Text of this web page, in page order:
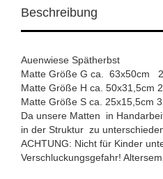
Beschreibung
Auenwiese Spätherbst
Matte Größe G ca. 63x50cm
Matte Größe H ca. 50x31,5cm
Matte Größe S ca. 25x15,5cm
Da unsere Matten in
in der Struktur zu
ACHTUNG: Nicht für Kinder
Verschluckungsgefahr!